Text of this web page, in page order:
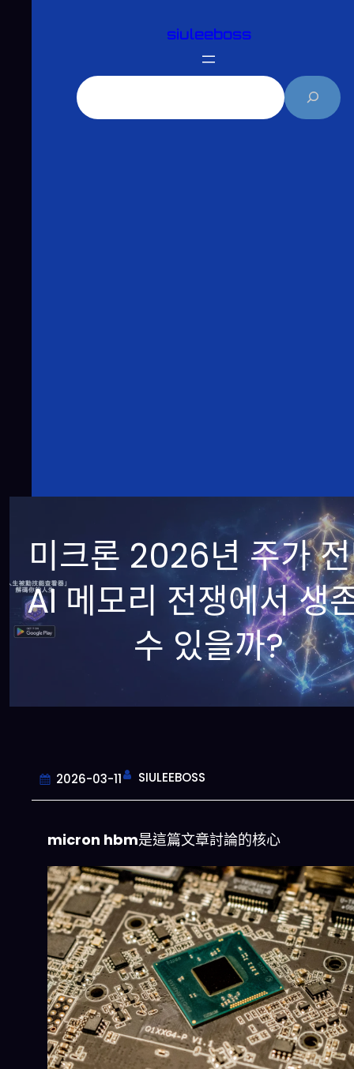
siuleeboss
미크론 2026년 주가
AI 메모리 전쟁에서 생
수 있을까?
2026-03-11 SIULEEBOSS
micron hbm是這篇文章討論的核心